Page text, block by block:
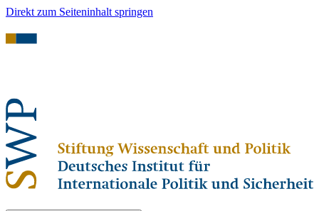
Direkt zum Seiteninhalt springen